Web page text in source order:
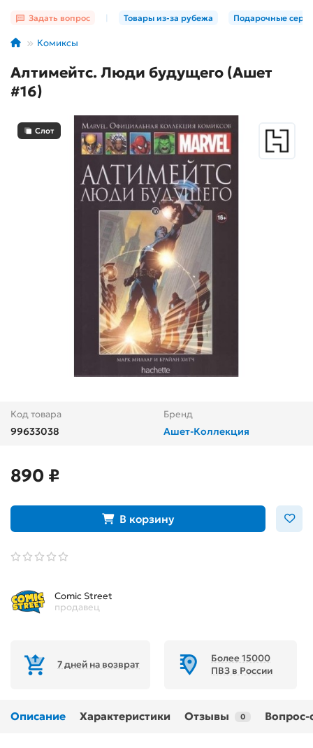
Задать вопрос Товары из-за рубежа Подарочные
Комиксы
Алтимейтс. Люди будущего (Ашет
#16)
Слот
Код товара
99633038
Бренд
Ашет-Коллекция
890 ₽
В корзину
Comic Street
продавец
7 дней на возврат
Более 15000
ПВЗ в России
Описание Характеристики Отзывы 0 Вопрос-